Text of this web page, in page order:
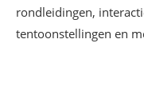
rondleidingen,
tentoonstellingen en